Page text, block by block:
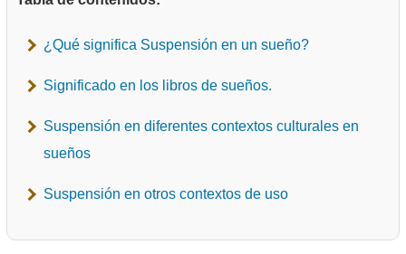
¿Qué significa Suspensión en un sueño?
Significado en los libros de sueños.
Suspensión en diferentes contextos culturales en
sueños
Suspensión en otros contextos de uso